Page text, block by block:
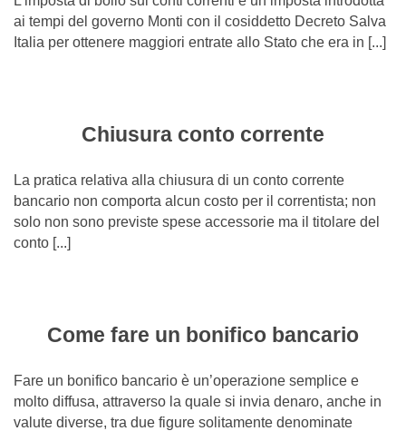
ai tempi del governo Monti con il cosiddetto Decreto Salva
Italia per ottenere maggiori entrate allo Stato che era in [...]
Chiusura conto corrente
La pratica relativa alla chiusura di un conto corrente
bancario non comporta alcun costo per il correntista; non
solo non sono previste spese accessorie ma il titolare del
conto [...]
Come fare un bonifico bancario
Fare un bonifico bancario è un’operazione semplice e
molto diffusa, attraverso la quale si invia denaro, anche in
valute diverse, tra due figure solitamente denominate